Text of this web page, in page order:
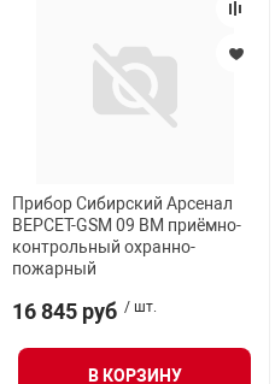
Прибор Сибирский Арсенал
ВЕРСЕТ-GSM 09 ВМ приёмно-
контрольный охранно-
пожарный
16 845 руб / шт.
В КОРЗИНУ